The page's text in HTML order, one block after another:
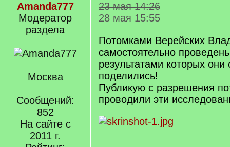
Amanda777
Модератор
раздела
Москва
Сообщений:
852
На сайте с
2011 г.
23 мая 14:26
28 мая 15:55
Потомками Верейских
самостоятельно
результатами которых
поделились!
Публикую с разрешения
проводили эти